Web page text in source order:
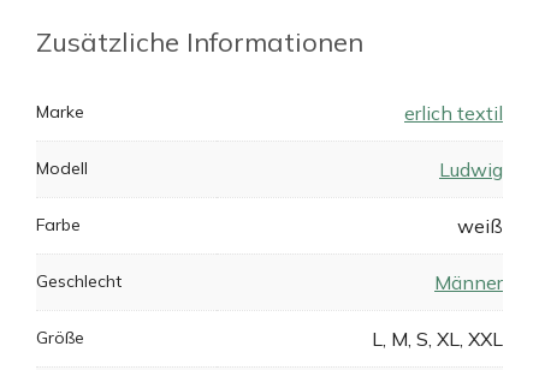
Zusätzliche Informationen
Marke erlich textil
Modell Ludwig
Farbe weiß
Geschlecht Männer
Größe L, M, S, XL, XXL